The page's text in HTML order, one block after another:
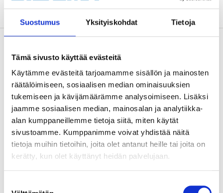
Suostumus Yksityiskohdat Tietoja
Tämä sivusto käyttää evästeitä
Käytämme evästeitä tarjoamamme sisällön ja mainosten
räätälöimiseen, sosiaalisen median ominaisuuksien
tukemiseen ja kävijämäärämme analysoimiseen. Lisäksi
jaamme sosiaalisen median, mainosalan ja analytiikka-
alan kumppaneillemme tietoja siitä, miten käytät
sivustoamme. Kumppanimme voivat yhdistää näitä
tietoja muihin tietoihin, joita olet antanut heille tai joita on
kerätty, kun olet käyttänyt heidän palvelujaan.
Dump valve for continuous adjustment of turbo
pressure from the cabin or engine compartment.
Fittings included.
This is a manual boost controller that uses simple
mechanical and pneumatic control to release pressure
from the wastegate into the atmosphere or back into